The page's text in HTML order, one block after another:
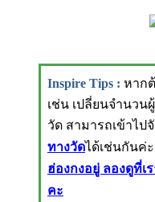
Inspire Tips : หาก
เช่น เปลี่ยนจำนวน
วัด สามารถเข้าไป
ทางวัดได้เช่นกันค่
ฮ่องกงอยู่ ลองดูที่เ
คะ